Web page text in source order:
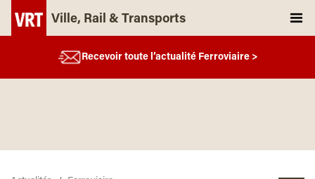
Ville, Rail & Transports
Recevoir toute l’actualité Ferroviaire >